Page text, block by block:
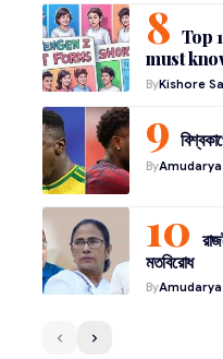
Top
must
ByKishore
By
মতবিরোধ
By